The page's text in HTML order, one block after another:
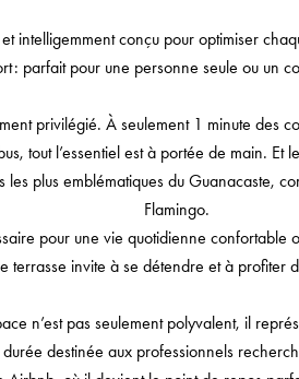
intelligemment conçu pour optimiser
: parfait pour une personne seule ou un
privilégié. À seulement 1 minute des
tout l’essentiel est à portée de main. Et
plus emblématiques du Guanacaste,
Flamingo.
pour une vie quotidienne
terrasse invite à se détendre et à profiter
n’est pas seulement polyvalent, il
destinée aux professionnels